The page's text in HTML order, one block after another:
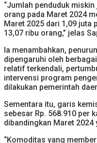
“Jumlah penduduk
orang pada Maret 2024
Maret 2025 dari 1,09 juta
13,07 ribu orang,” jelas
Ia menambahkan,
dipengaruhi oleh
relatif terkendali,
intervensi program
dilakukan pemerintah
Sementara itu, garis
sebesar Rp. 568.910 per
dibandingkan Maret 2024
“Komoditas yang